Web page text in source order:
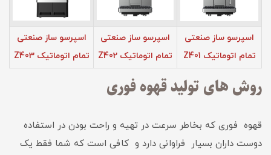
اسپرسو ساز صنعتی
تمام اتوماتیک Z401
اسپرسو ساز صنعتی
تمام اتوماتیک Z402
اسپرسو ساز صنعتی
تمام اتوماتیک Z403
روش های تولید قهوه فوری
قهوه فوری که بخاطر سرعت در تهیه و راحت بودن در استفاده
دوست داران بسیار فراوانی دارد و کافی است که شما فقط یک